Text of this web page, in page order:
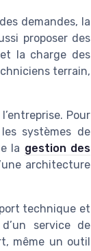
demandes, la
proposer des
la charge des
terrain,
Pour
systèmes de
la gestion des
architecture
technique et
service de
même un outil